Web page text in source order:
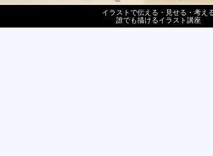
イラストで伝える・見せる・考え
誰でも描けるイラスト講座